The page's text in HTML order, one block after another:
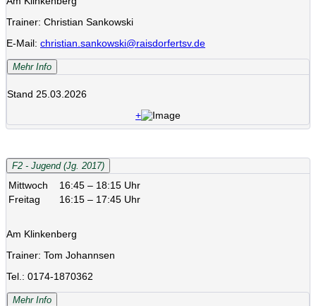
Trainer: Christian Sankowski
E-Mail: christian.sankowski@raisdorfertsv.de
Mehr Info
Stand 25.03.2026
+
F2 - Jugend (Jg. 2017)
Mittwoch
16:45 – 18:15 Uhr
Freitag
16:15 – 17:45 Uhr
Am Klinkenberg
Trainer: Tom Johannsen
Tel.: 0174-1870362
Mehr Info